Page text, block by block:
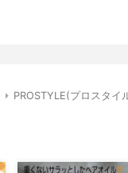
PROSTYLE(プロスタイ